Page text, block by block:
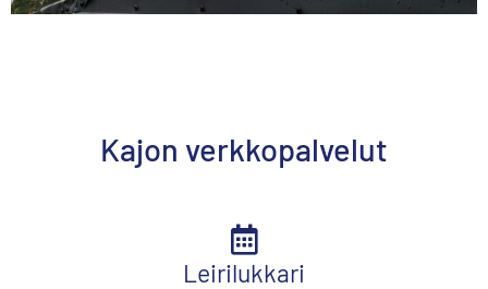
Kajon verkkopalvelut
Leirilukkari